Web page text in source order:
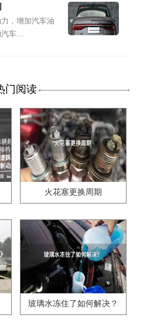
，增加汽车油
车...
门阅读
火花塞更换周期
玻璃水冻住了如何解决？